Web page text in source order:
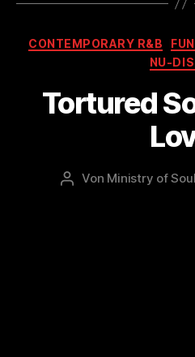
CONTEMPORARY R&B
NU-
Tortured
Beitragsautor
Von Ministry of Soul